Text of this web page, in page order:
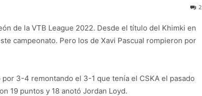
2
de la VTB League 2022. Desde el título del Khimki en
campeonato. Pero los de Xavi Pascual rompieron por
3-4 remontando el 3-1 que tenía el CSKA el pasado
19 puntos y 18 anotó Jordan Loyd.